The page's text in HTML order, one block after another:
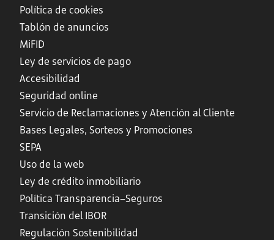
Política de cookies
Tablón de anuncios
MiFID
Ley de servicios de pago
Accesibilidad
Seguridad online
Servicio de Reclamaciones y Atención al Cliente
Bases Legales, Sorteos y Promociones
SEPA
Uso de la web
Ley de crédito inmobiliario
Política Transparencia–Seguros
Transición del IBOR
Regulación Sostenibilidad